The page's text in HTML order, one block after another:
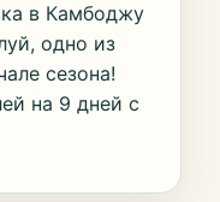
в Камбоджу
одно из
сезона!
на 9 дней с